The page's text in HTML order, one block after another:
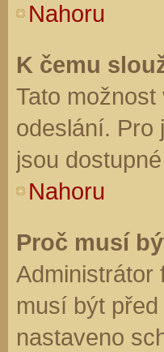
Nahoru
K čemu
Tato
odeslání. Pro
jsou
Nahoru
Proč musí
Administrátor
musí být
nastaveno